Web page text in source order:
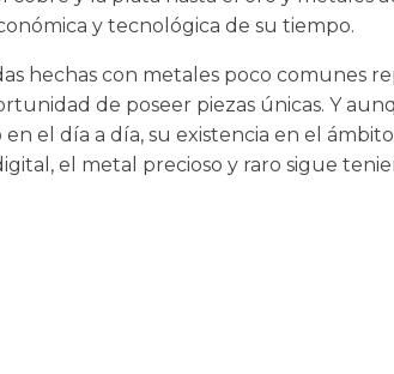
y tecnológica de su tiempo.
hechas con metales poco comunes
de poseer piezas únicas. Y
el día a día, su existencia en el
el metal precioso y raro sigue